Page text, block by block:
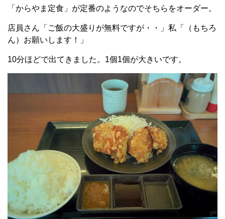
「からやま定食」が定番のようなのでそちらをオーダー。
店員さん「ご飯の大盛りが無料ですが・・」私「（もちろ
ん）お願いします！」
10分ほどで出てきました。1個1個が大きいです。